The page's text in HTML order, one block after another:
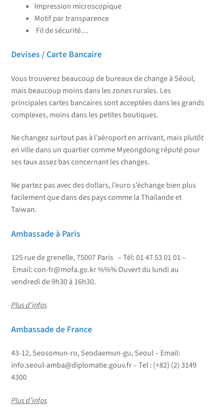
Impression microscopique
Motif par transparence
Fil de sécurité…
Devises / Carte Bancaire
Vous trouverez beaucoup de bureaux de change à Séoul,
mais beaucoup moins dans les zones rurales. Les
principales cartes bancaires sont acceptées dans les grands
complexes, moins dans les petites boutiques.
Ne changez surtout pas à l’aéroport en arrivant, mais plutôt
en ville dans un quartier comme Myeongdong réputé pour
ses taux assez bas concernant les changes.
Ne partez pas avec des dollars, l’euro s’échange bien plus
facilement que dans des pays comme la Thailande et
Taiwan.
Ambassade à Paris
125 rue de grenelle, 75007 Paris – Tél: 01 47 53 01 01 –
Email: con-fr@mofa.go.kr %%% Ouvert du lundi au
vendredi de 9h30 à 16h30.
Plus d’infos
Ambassade de France
43-12, Seosomun-ro, Seodaemun-gu, Seoul – Email:
info.seoul-amba@diplomatie.gouv.fr – Tel : (+82) (2) 3149
4300
Plus d’infos